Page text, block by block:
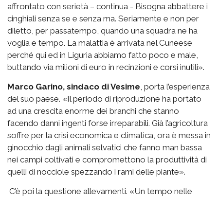
affrontato con serietà – continua - Bisogna abbattere i
cinghiali senza se e senza ma. Seriamente e non per
diletto, per passatempo, quando una squadra ne ha
voglia e tempo. La malattia è arrivata nel Cuneese
perché qui ed in Liguria abbiamo fatto poco e male,
buttando via milioni di euro in recinzioni e corsi inutili».
Marco Garino, sindaco di Vesime, porta l’esperienza
del suo paese. «Il periodo di riproduzione ha portato
ad una crescita enorme dei branchi che stanno
facendo danni ingenti forse irreparabili. Già l’agricoltura
soffre per la crisi economica e climatica, ora è messa in
ginocchio dagli animali selvatici che fanno man bassa
nei campi coltivati e compromettono la produttività di
quelli di nocciole spezzando i rami delle piante».
C’è poi la questione allevamenti. «Un tempo nelle